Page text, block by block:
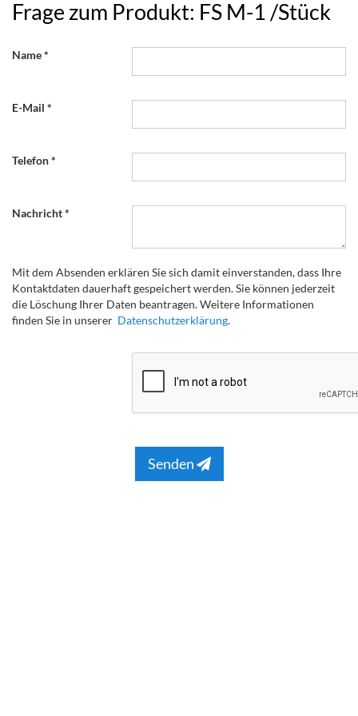
Frage zum Produkt: FS M-1 /Stück
Name
E-Mail
Telefon
Nachricht
Mit dem Absenden erklären Sie sich damit einverstanden, dass Ihre
Kontaktdaten dauerhaft gespeichert werden. Sie können jederzeit
die Löschung Ihrer Daten beantragen. Weitere Informationen
finden Sie in unserer Datenschutzerklärung.
Senden